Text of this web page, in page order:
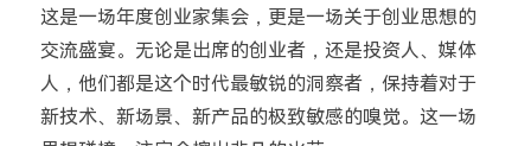
这是一场年度创业家集会，更是一场关于创业思想的
交流盛宴。无论是出席的创业者，还是投资人、媒体
人，他们都是这个时代最敏锐的洞察者，保持着对于
新技术、新场景、新产品的极致敏感的嗅觉。这一场